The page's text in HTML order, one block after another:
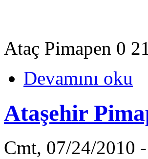
Ataç Pimapen 0
Devamını oku
Ataşehir
Cmt, 07/24/2010